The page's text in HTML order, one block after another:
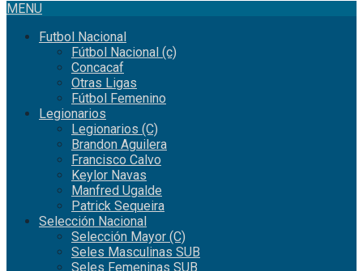
MENU
Futbol Nacional
Fútbol Nacional (c)
Concacaf
Otras Ligas
Fútbol Femenino
Legionarios
Legionarios (C)
Brandon Aguilera
Francisco Calvo
Keylor Navas
Manfred Ugalde
Patrick Sequeira
Selección Nacional
Selección Mayor (C)
Seles Masculinas SUB
Seles Femeninas SUB